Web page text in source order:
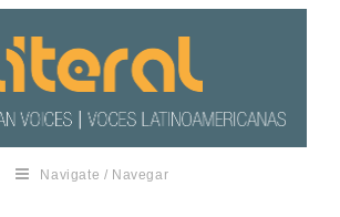
Navigate / Navegar